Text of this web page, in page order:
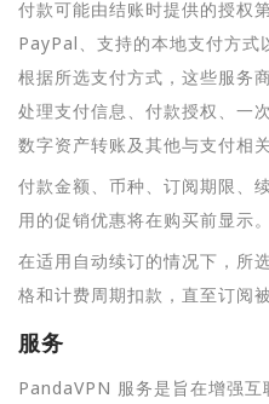
付款可能由结账时提供的授权
PayPal、支持的本地支付方式
根据所选支付方式，这些服务
处理支付信息、付款授权、一
数字资产转账及其他与支付相关
付款金额、币种、订阅期限、
用的促销优惠将在购买前显示。
在适用自动续订的情况下，所
格和计费周期扣款，直至订阅被
服务
PandaVPN 服务是旨在增强